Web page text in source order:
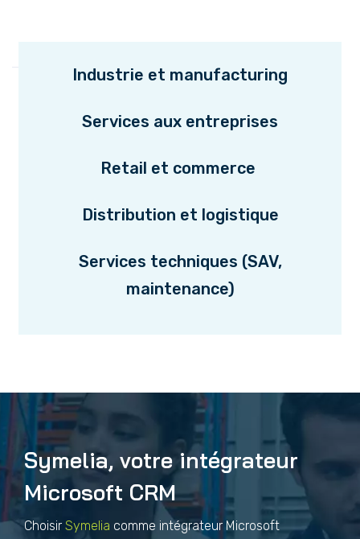
Industrie et manufacturing
Services aux entreprises
Retail et commerce
Distribution et logistique
Services techniques (SAV,
maintenance)
Symelia, votre intégrateur
Microsoft CRM
Choisir Symelia comme intégrateur Microsoft